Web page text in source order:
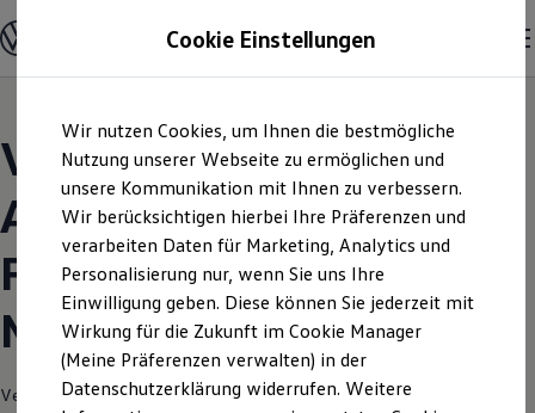
Hauptinhalt
springen
Footer
springen
Modelle und Konfigurator
Konfigurator
Modelle vergleichen
Elektroautos
ENERGY Sondermodelle
Nutzfahrzeuge
SUV und CUV
Familienautos
Kombis
Kompaktwagen
Sportwagen
Schnell verfügbare Fahrzeuge
Angebote und Produkte
Aktuelle Angebote
E-Auto-Förderung
Volkswagen Marktplatz
Volkswagen Modelle |
Autohaus Jacob
Fleischhauer Köln-
Mühlheim
Verantwortlich für die Inhalte auf dieser Seite ist die Autohaus Jacob
Cookie Einstellungen
Wir nutzen Cookies, um Ihnen die bestmögliche
Nutzung unserer Webseite zu ermöglichen und
unsere Kommunikation mit Ihnen zu verbessern.
Wir berücksichtigen hierbei Ihre Präferenzen und
verarbeiten Daten für Marketing, Analytics und
Personalisierung nur, wenn Sie uns Ihre
Einwilligung geben. Diese können Sie jederzeit mit
Wirkung für die Zukunft im Cookie Manager
(Meine Präferenzen verwalten) in der
Datenschutzerklärung widerrufen. Weitere